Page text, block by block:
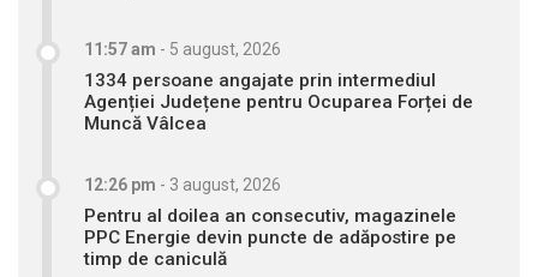
11:57 am - 5 august, 2026
1334 persoane angajate prin intermediul
Agenției Județene pentru Ocuparea Forței de
Muncă Vâlcea
12:26 pm - 3 august, 2026
Pentru al doilea an consecutiv, magazinele
PPC Energie devin puncte de adăpostire pe
timp de caniculă